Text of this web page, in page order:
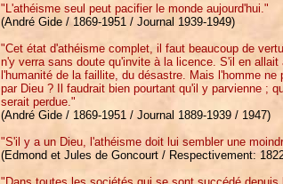
"L'athéisme seul peut pacifier le monde aujourd'hui."
(André Gide / 1869-1951 / Journal 1939-1949)
"Cet état d'athéisme complet, il faut beaucoup de
n'y verra sans doute qu'invite à la licence. S'il en
l'humanité de la faillite, du désastre. Mais l'homme
par Dieu ? Il faudrait bien pourtant qu'il y parvienne ;
serait perdue."
(André Gide / 1869-1951 / Journal 1889-1939 / 1947)
"S'il y a un Dieu, l'athéisme doit lui sembler une
(Edmond et Jules de Goncourt / Respectivement: